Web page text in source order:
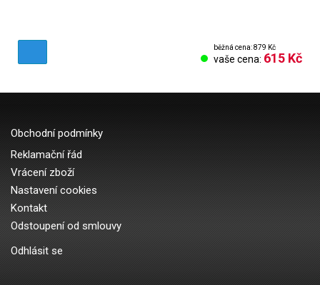
běžná cena: 879 Kč
vaše cena: 615 Kč
Obchodní podmínky
Reklamační řád
Vrácení zboží
Nastavení cookies
Kontakt
Odstoupení od smlouvy
Odhlásit se